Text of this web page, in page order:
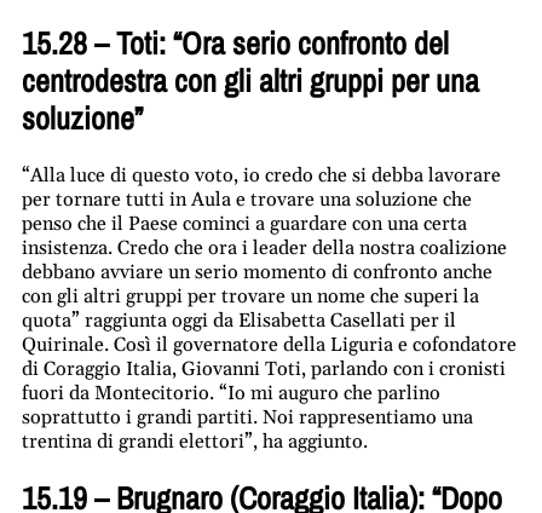
15.28 – Toti: “Ora serio confronto del
centrodestra con gli altri gruppi per una
soluzione”
“Alla luce di questo voto, io credo che si debba lavorare
per tornare tutti in Aula e trovare una soluzione che
penso che il Paese cominci a guardare con una certa
insistenza. Credo che ora i leader della nostra coalizione
debbano avviare un serio momento di confronto anche
con gli altri gruppi per trovare un nome che superi la
quota” raggiunta oggi da Elisabetta Casellati per il
Quirinale. Così il governatore della Liguria e cofondatore
di Coraggio Italia, Giovanni Toti, parlando con i cronisti
fuori da Montecitorio. “Io mi auguro che parlino
soprattutto i grandi partiti. Noi rappresentiamo una
trentina di grandi elettori”, ha aggiunto.
15.19 – Brugnaro (Coraggio Italia): “Dopo